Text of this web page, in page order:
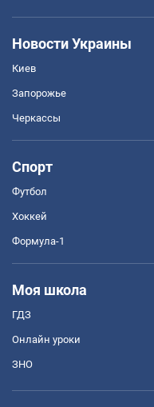
Новости Украины
Киев
Запорожье
Черкассы
Спорт
Футбол
Хоккей
Формула-1
Моя школа
ГДЗ
Онлайн уроки
ЗНО